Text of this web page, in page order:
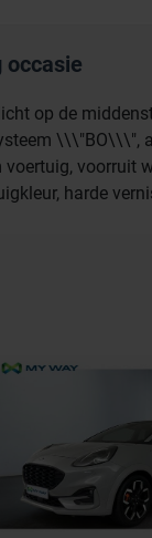
occasie
op de
\\\"BO\\\",
voorruit
harde